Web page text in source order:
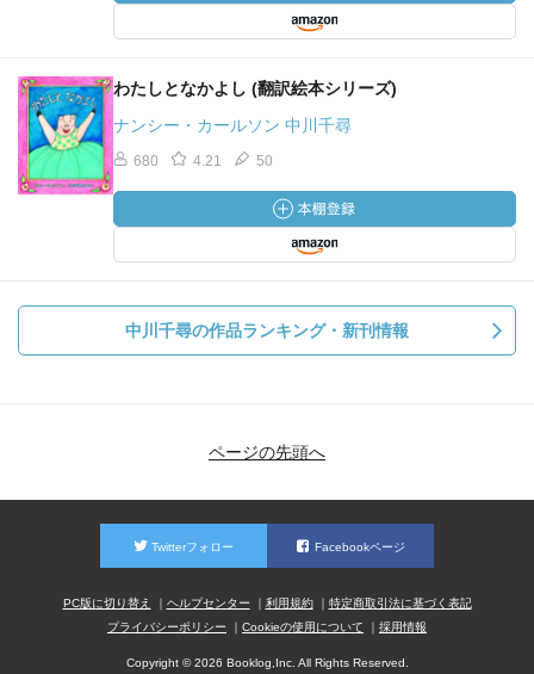
わたしとなかよし (翻訳絵本シリーズ)
ナンシー・カールソン 中川千尋
680 4.21 50
中川千尋の作品ランキング・新刊情報
ページの先頭へ
Twitterフォロー Facebookページ
PC版に切り替え ヘルプセンター 利用規約
特定商取引法に基づく表記
プライバシーポリシー
Cookieの使用について 採用情報
Copyright © 2026 Booklog,Inc. All Rights Reserved.